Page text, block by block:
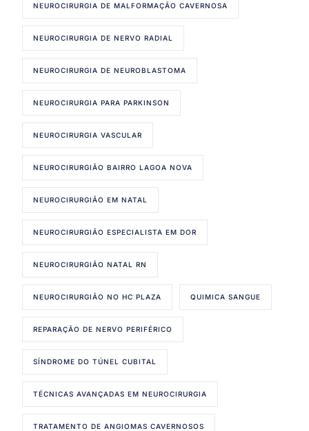
NEUROCIRURGIA DE MALFORMAÇÃO CAVERNOSA
NEUROCIRURGIA DE NERVO RADIAL
NEUROCIRURGIA DE NEUROBLASTOMA
NEUROCIRURGIA PARA PARKINSON
NEUROCIRURGIA VASCULAR
NEUROCIRURGIÃO BAIRRO LAGOA NOVA
NEUROCIRURGIÃO EM NATAL
NEUROCIRURGIÃO ESPECIALISTA EM DOR
NEUROCIRURGIÃO NATAL RN
NEUROCIRURGIÃO NO HC PLAZA QUIMICA SANGUE
REPARAÇÃO DE NERVO PERIFÉRICO
SÍNDROME DO TÚNEL CUBITAL
TÉCNICAS AVANÇADAS EM NEUROCIRURGIA
TRATAMENTO DE ANGIOMAS CAVERNOSOS